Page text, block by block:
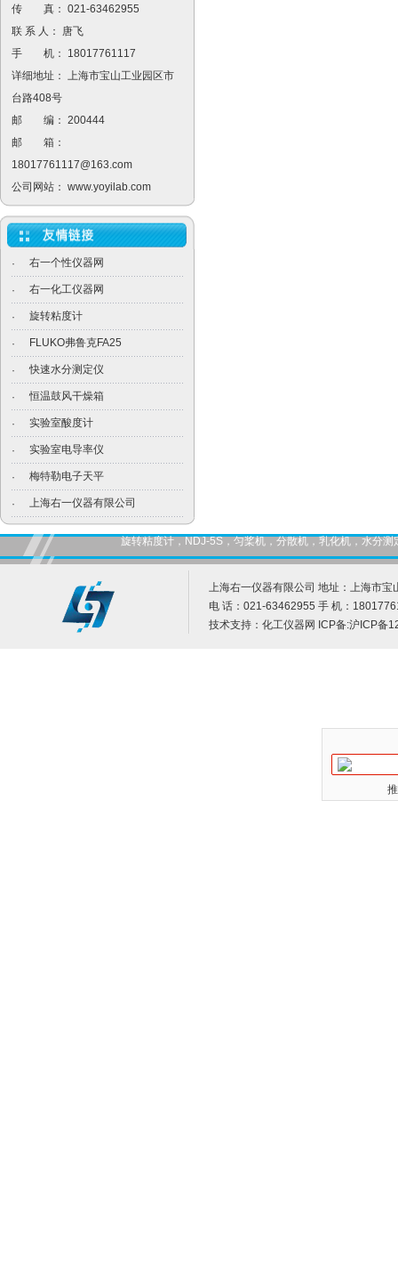
传 真： 021-63462955
联 系 人： 唐飞
手 机： 18017761117
详细地址： 上海市宝山工业园区市
台路408号
邮 编： 200444
邮 箱：
18017761117@163.com
公司网站： www.yoyilab.com
· 右一个性仪器网
· 右一化工仪器网
· 旋转粘度计
· FLUKO弗鲁克FA25
· 快速水分测定仪
· 恒温鼓风干燥箱
· 实验室酸度计
· 实验室电导率仪
· 梅特勒电子天平
· 上海右一仪器有限公司
旋转粘度计，NDJ-5S，匀桨机，分散机，乳化机，水分
上海右一仪器有限公司 地址：上海市宝
电 话：021-63462955 手 机：
技术支持： 化工仪器网 ICP备:沪ICP备